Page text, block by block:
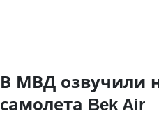
В МВД озвучили
самолета Bek Air